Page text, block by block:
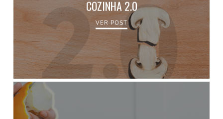
COZINHA 2.0
VER POST